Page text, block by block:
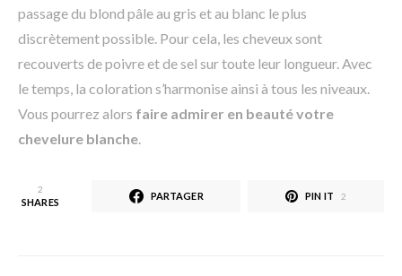
passage du blond pâle au gris et au blanc le plus
discrètement possible. Pour cela, les cheveux sont
recouverts de poivre et de sel sur toute leur longueur. Avec
le temps, la coloration s’harmonise ainsi à tous les niveaux.
Vous pourrez alors faire admirer en beauté votre
chevelure blanche
2
SHARES
PARTAGER PIN IT 2